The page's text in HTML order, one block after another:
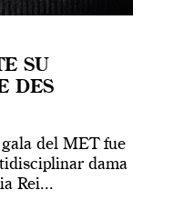
SU
DES
del MET fue
dama
Rei...